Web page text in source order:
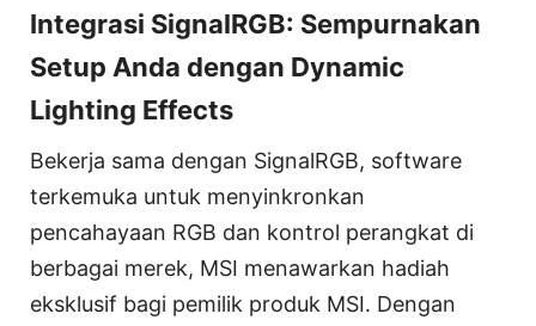
Integrasi SignalRGB: Sempurnakan
Setup Anda dengan Dynamic
Lighting Effects
Bekerja sama dengan SignalRGB, software
terkemuka untuk menyinkronkan
pencahayaan RGB dan kontrol perangkat di
berbagai merek, MSI menawarkan hadiah
eksklusif bagi pemilik produk MSI. Dengan